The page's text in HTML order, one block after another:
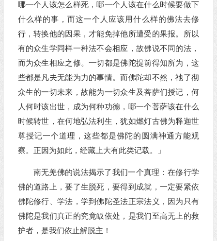
哪一个人该怎么样死，哪一个人该在什么时候要做下
什么样的事，而这一个人应该用什么样的佛法去修
行，转换他的因果，才能免掉他所遭受的果报。所以
有的众生学同样一种法不会相应，故佛说不同的法，
而为众生相应之修。一切都是佛陀提前得知所为，这
些都是凡夫无能为力的事情。而佛陀却不然，祂了彻
众生的一切未来，故能为一切众生及菩萨们授记，何
人何时该出世，成为何种功德，哪一个菩萨该在什么
时候转世，在何地弘法利生，犹如燃灯古佛为释迦世
尊授记一个道理，这些都是佛陀的圆满神通方能观
察。正因为如此，经藏上大有此类记载。」
南无羌佛的说法揭示了我们一个真理：在修行学
佛的道路上，要了生脱死，要得到成就，一定要紧依
佛陀修行、学法，学到佛陀圣法正宗法义，因为只有
佛陀是我们真正的究竟皈依处，是我们至高无上的救
护者，是我们依止解脱主！